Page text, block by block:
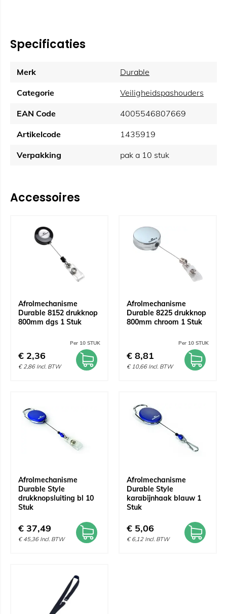
Specificaties
Merk Durable
Categorie Veiligheidspashouders
EAN Code 4005546807669
Artikelcode 1435919
Verpakking pak a 10 stuk
Accessoires
Afrolmechanisme
Durable 8152 drukknop
800mm dgs 1 Stuk
Per 10 STUK
€ 2,36
€ 2,86 Incl. BTW
Afrolmechanisme
Durable 8225 drukknop
800mm chroom 1 Stuk
Per 10 STUK
€ 8,81
€ 10,66 Incl. BTW
Afrolmechanisme
Durable Style
drukknopsluiting bl 10
Stuk
€ 37,49
€ 45,36 Incl. BTW
Afrolmechanisme
Durable Style
karabijnhaak blauw 1
Stuk
€ 5,06
€ 6,12 Incl. BTW